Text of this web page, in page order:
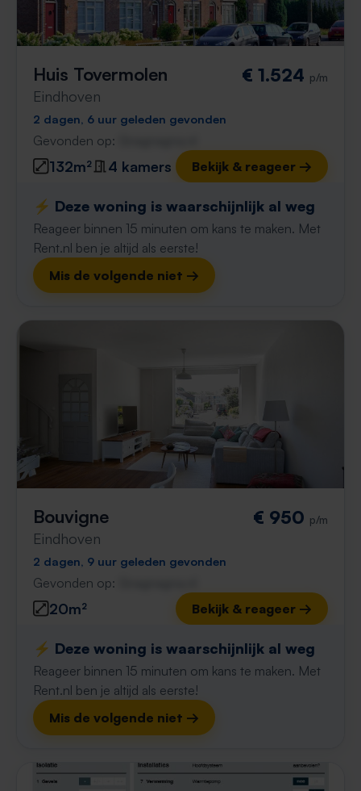
Huis Tovermolen
Eindhoven
€ 1.524 p/m
2 dagen, 6 uur geleden gevonden
Gevonden op:
132m² 4 kamers Bekijk & reageer →
⚡️ Deze woning is waarschijnlijk al weg
Reageer binnen 15 minuten om kans te maken. Met
Rent.nl ben je altijd als eerste!
Mis de volgende niet →
Bouvigne
Eindhoven
€ 950 p/m
2 dagen, 9 uur geleden gevonden
Gevonden op:
20m² Bekijk & reageer →
⚡️ Deze woning is waarschijnlijk al weg
Reageer binnen 15 minuten om kans te maken. Met
Rent.nl ben je altijd als eerste!
Mis de volgende niet →